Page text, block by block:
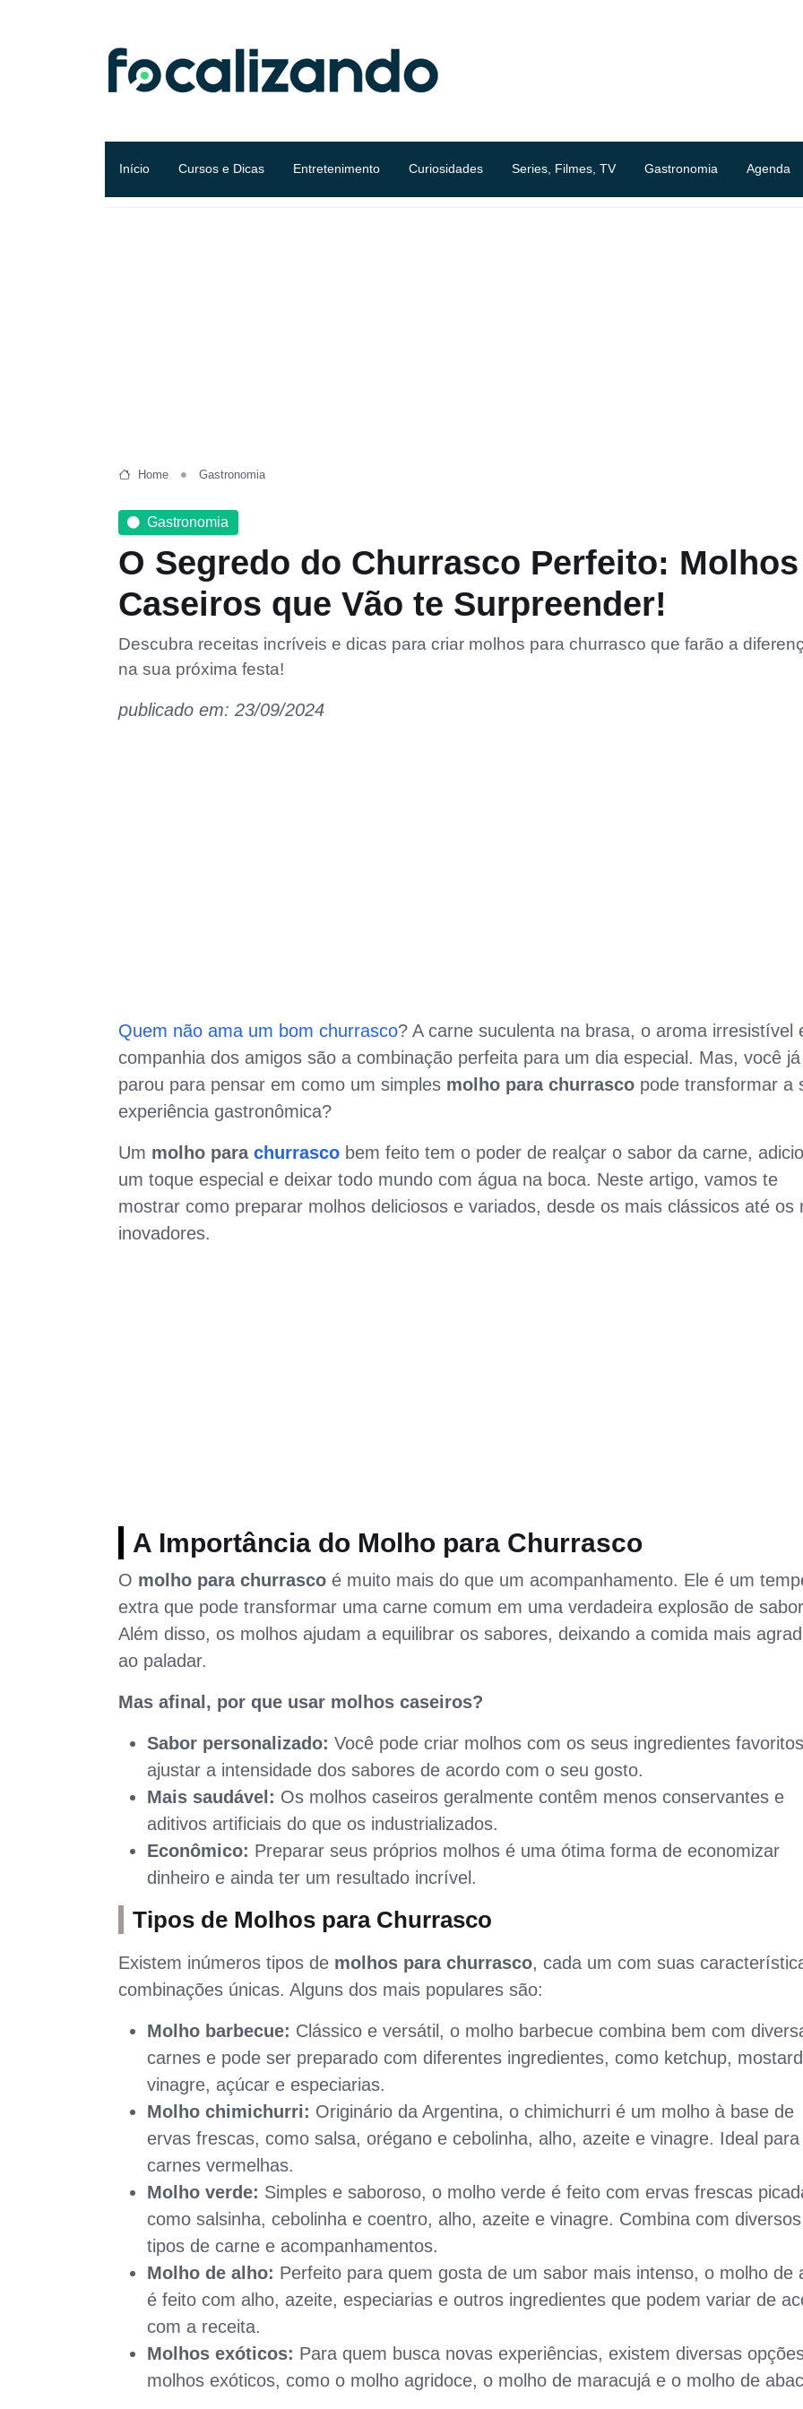
Início Cursos e Dicas Entretenimento Curiosidades Series, Filmes, TV Gastronomia Agenda
Home Gastronomia
Gastronomia
O Segredo do Churrasco Perfeito: Molhos
Caseiros que Vão te Surpreender!
Descubra receitas incríveis e dicas para criar molhos para churrasco que farão a
na sua próxima festa!
publicado em: 23/09/2024
Quem não ama um bom churrasco? A carne suculenta na brasa, o aroma irresistível
companhia dos amigos são a combinação perfeita para um dia especial. Mas, você já
parou para pensar em como um simples molho para churrasco pode transformar a
experiência gastronômica?
Um molho para churrasco bem feito tem o poder de realçar o sabor da carne,
um toque especial e deixar todo mundo com água na boca. Neste artigo, vamos te
mostrar como preparar molhos deliciosos e variados, desde os mais clássicos até os
inovadores.
A Importância do Molho para Churrasco
O molho para churrasco é muito mais do que um acompanhamento. Ele é um
extra que pode transformar uma carne comum em uma verdadeira explosão de
Além disso, os molhos ajudam a equilibrar os sabores, deixando a comida mais
ao paladar.
Mas afinal, por que usar molhos caseiros?
Sabor personalizado: Você pode criar molhos com os seus ingredientes
ajustar a intensidade dos sabores de acordo com o seu gosto.
Mais saudável: Os molhos caseiros geralmente contêm menos conservantes e
aditivos artificiais do que os industrializados.
Econômico: Preparar seus próprios molhos é uma ótima forma de economizar
dinheiro e ainda ter um resultado incrível.
Tipos de Molhos para Churrasco
Existem inúmeros tipos de molhos para churrasco, cada um com suas
combinações únicas. Alguns dos mais populares são:
Molho barbecue: Clássico e versátil, o molho barbecue combina bem com
carnes e pode ser preparado com diferentes ingredientes, como ketchup,
vinagre, açúcar e especiarias.
Molho chimichurri: Originário da Argentina, o chimichurri é um molho à base de
ervas frescas, como salsa, orégano e cebolinha, alho, azeite e vinagre. Ideal para
carnes vermelhas.
Molho verde: Simples e saboroso, o molho verde é feito com ervas frescas
como salsinha, cebolinha e coentro, alho, azeite e vinagre. Combina com diversos
tipos de carne e acompanhamentos.
Molho de alho: Perfeito para quem gosta de um sabor mais intenso, o molho de
é feito com alho, azeite, especiarias e outros ingredientes que podem variar de
com a receita.
Molhos exóticos: Para quem busca novas experiências, existem diversas
molhos exóticos, como o molho agridoce, o molho de maracujá e o molho de